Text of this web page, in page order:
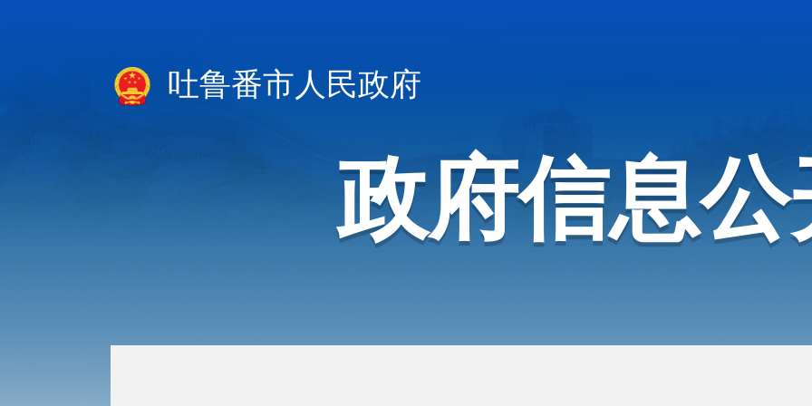
吐鲁番市人民政府
政府信息公